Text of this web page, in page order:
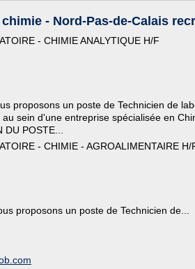
- Nord-Pas-de-Calais
- CHIMIE ANALYTIQUE H/F
proposons un poste de Technicien de
sein d'une entreprise spécialisée en
POSTE...
- CHIMIE - AGROALIMENTAIRE H/
proposons un poste de Technicien de...